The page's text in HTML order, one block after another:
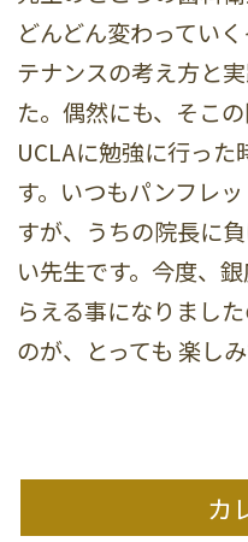
どんどん変わってい
テナンスの考え方と
た。偶然にも、そこ
UCLAに勉強に行っ
す。いつもパンフレ
すが、うちの院長に
い先生です。今度、
らえる事になりまし
のが、とっても 楽しみ
カ